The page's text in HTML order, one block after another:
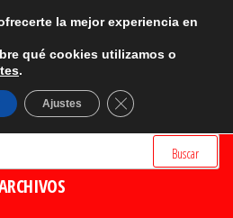
la mejor experiencia en
qué cookies utilizamos o
.
Ajustes Cerrar el banner